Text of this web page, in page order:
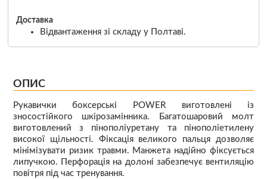
Доставка
Відвантаження зі складу у Полтаві.
ОПИС
Рукавички боксерські POWER виготовлені із
зносостійкого шкірозамінника. Багатошаровий молт
виготовлений з пінополіуретану та пінополіетилену
високої щільності. Фіксація великого пальця дозволяє
мінімізувати ризик травми. Манжета надійно фіксується
липучкою. Перфорація на долоні забезпечує вентиляцію
повітря під час тренування.